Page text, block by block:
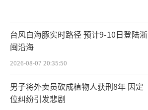
台风白海豚实时路径 预计9-10日登陆浙
闽沿海
2026-08-07 20:35:50
男子将外卖员砍成植物人获刑8年 因定
位纠纷引发悲剧